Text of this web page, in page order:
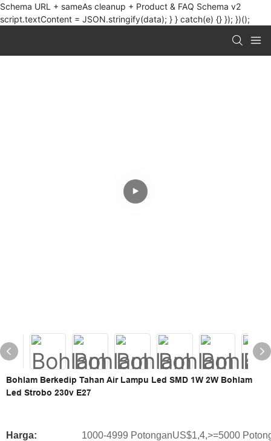
Schema URL + sameAs cleanup + Product & FAQ Schema v2
script.textContent = JSON.stringify(data); } } catch(e) {} }); })();
Bohlam Berkedip Tahan Air Lampu Led SMD 1W 2W Bohlam
Led Strobo 230v E27
Harga: 1000-4999 PotonganUS$1,4,>=5000